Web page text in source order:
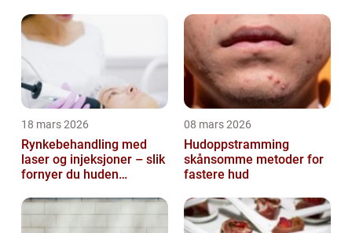
18 mars 2026
Rynkebehandling med
laser og injeksjoner – slik
fornyer du huden
08 mars 2026
Hudoppstramming
skånsomme metoder for
fastere hud